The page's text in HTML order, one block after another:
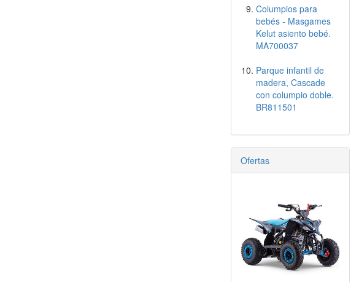
Columpios para
bebés - Masgames
Kelut asiento bebé.
MA700037
Parque infantil de
madera, Cascade
con columpio doble.
BR811501
Ofertas